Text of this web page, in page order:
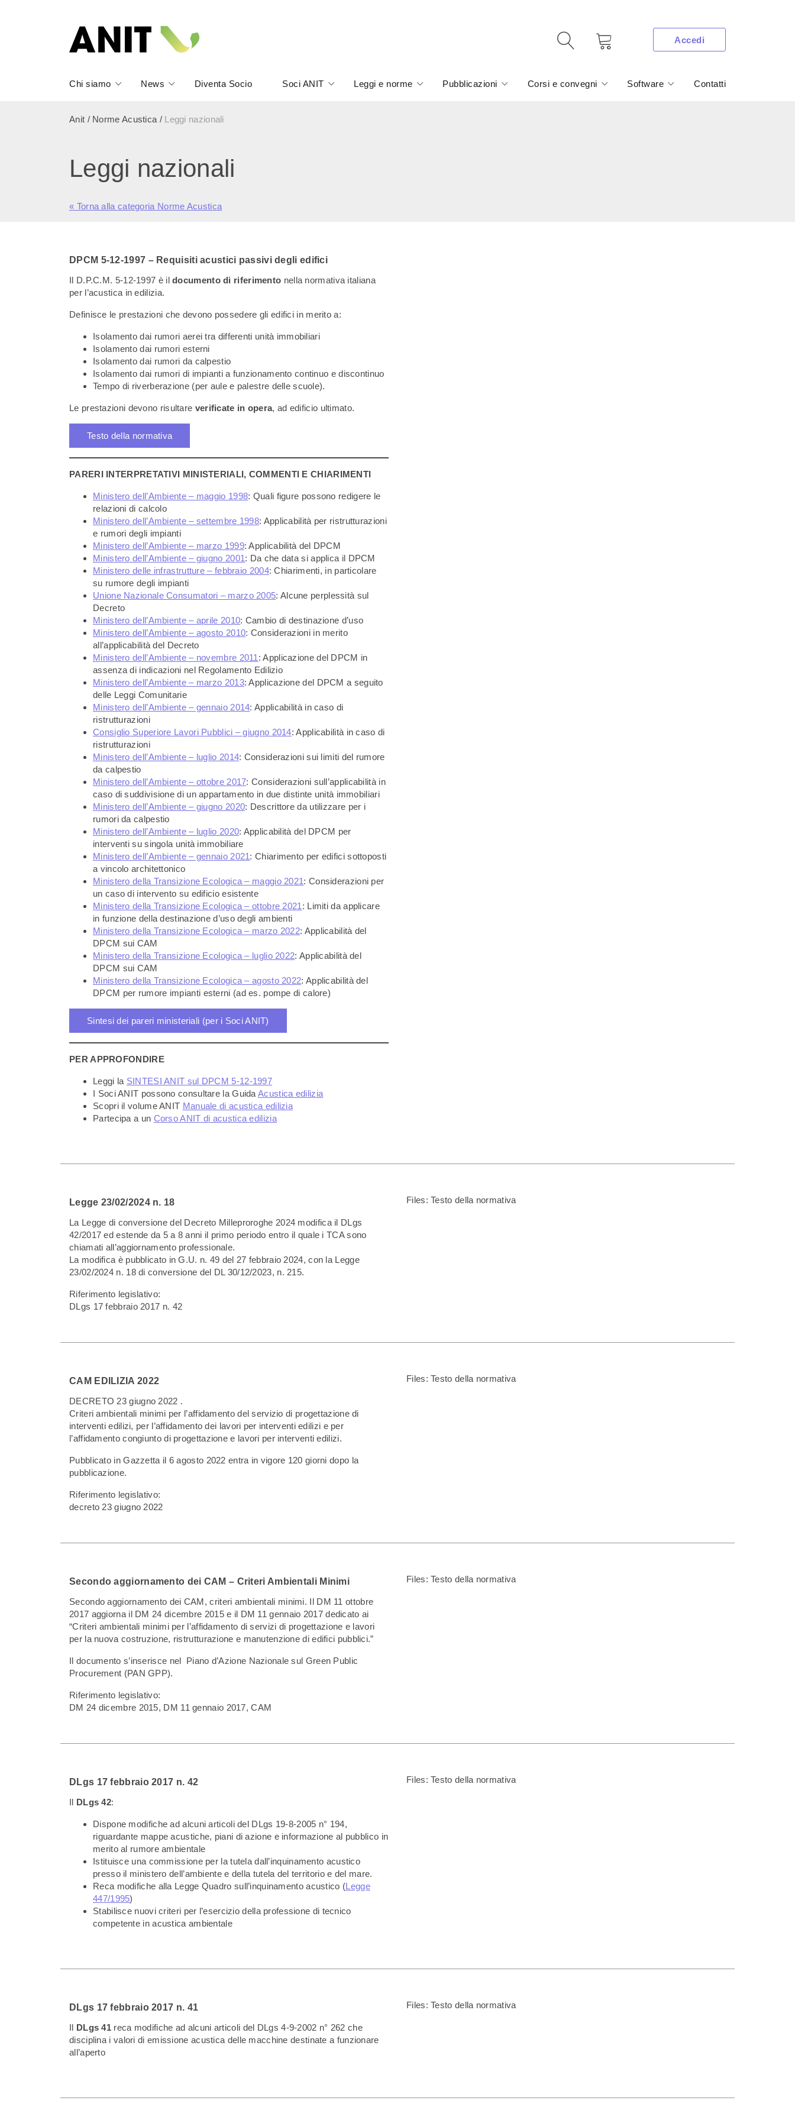
Accedi
Chi siamo News Diventa Socio Soci ANIT Leggi e norme Pubblicazioni Corsi e convegni Software Contatti
Anit / Norme Acustica / Leggi nazionali
Leggi nazionali
« Torna alla categoria Norme Acustica
DPCM 5-12-1997 – Requisiti acustici passivi degli edifici
Il D.P.C.M. 5-12-1997 è ildocumento di riferimento nella normativa italiana
per l’acustica in edilizia.
Definisce le prestazioni che devono possedere gli edifici in merito a:
Isolamento dai rumori aerei tra differenti unità immobiliari
Isolamento dai rumori esterni
Isolamento dai rumori da calpestio
Isolamento dai rumori di impianti a funzionamento continuo e discontinuo
Tempo di riverberazione (per aule e palestre delle scuole).
Le prestazioni devono risultare verificate in opera, ad edificio ultimato.
Testo della normativa
PARERI INTERPRETATIVI MINISTERIALI, COMMENTI E CHIARIMENTI
Ministero dell’Ambiente – maggio 1998: Quali figure possono redigere le
relazioni di calcolo
Ministero dell’Ambiente – settembre 1998: Applicabilità per ristrutturazioni
e rumori degli impianti
Ministero dell’Ambiente – marzo 1999: Applicabilità del DPCM
Ministero dell’Ambiente – giugno 2001: Da che data si applica il DPCM
Ministero delle infrastrutture – febbraio 2004: Chiarimenti, in particolare
su rumore degli impianti
Unione Nazionale Consumatori – marzo 2005: Alcune perplessità sul
Decreto
Ministero dell’Ambiente – aprile 2010: Cambio di destinazione d’uso
Ministero dell’Ambiente – agosto 2010: Considerazioni in merito
all’applicabilità del Decreto
Ministero dell’Ambiente – novembre 2011 : Applicazione del DPCM in
assenza di indicazioni nel Regolamento Edilizio
Ministero dell’Ambiente – marzo 2013: Applicazione del DPCM a seguito
delle Leggi Comunitarie
Ministero dell’Ambiente – gennaio 2014: Applicabilità in caso di
ristrutturazioni
Consiglio Superiore Lavori Pubblici – giugno 2014: Applicabilità in caso di
ristrutturazioni
Ministero dell’Ambiente – luglio 2014: Considerazioni sui limiti del rumore
da calpestio
Ministero dell’Ambiente – ottobre 2017: Considerazioni sull’applicabilità in
caso di suddivisione di un appartamento in due distinte unità immobiliari
Ministero dell’Ambiente – giugno 2020: Descrittore da utilizzare per i
rumori da calpestio
Ministero dell’Ambiente – luglio 2020: Applicabilità del DPCM per
interventi su singola unità immobiliare
Ministero dell’Ambiente – gennaio 2021: Chiarimento per edifici sottoposti
a vincolo architettonico
Ministero della Transizione Ecologica – maggio 2021: Considerazioni per
un caso di intervento su edificio esistente
Ministero della Transizione Ecologica – ottobre 2021 : Limiti da applicare
in funzione della destinazione d’uso degli ambienti
Ministero della Transizione Ecologica – marzo 2022: Applicabilità del
DPCM sui CAM
Ministero della Transizione Ecologica – luglio 2022: Applicabilità del
DPCM sui CAM
Ministero della Transizione Ecologica – agosto 2022: Applicabilità del
DPCM per rumore impianti esterni (ad es. pompe di calore)
Sintesi dei pareri ministeriali (per i Soci ANIT)
PER APPROFONDIRE
Leggi la SINTESI ANIT sul DPCM 5-12-1997
I Soci ANIT possono consultare la GuidaAcustica edilizia
Scopri il volume ANIT Manuale di acustica edilizia
Partecipa a un Corso ANIT di acustica edilizia
Legge 23/02/2024 n. 18
La Legge di conversione del Decreto Milleproroghe 2024 modifica il DLgs
42/2017 ed estende da 5 a 8 anni il primo periodo entro il quale i TCA sono
chiamati all’aggiornamento professionale.
La modifica è pubblicato in G.U. n. 49 del 27 febbraio 2024, con la Legge
23/02/2024 n. 18 di conversione del DL 30/12/2023, n. 215.
Riferimento legislativo:
DLgs 17 febbraio 2017 n. 42
Files: Testo della normativa
CAM EDILIZIA 2022
DECRETO 23 giugno 2022 .
Criteri ambientali minimi per l’affidamento del servizio di progettazione di
interventi edilizi, per l’affidamento dei lavori per interventi edilizi e per
l’affidamento congiunto di progettazione e lavori per interventi edilizi.
Pubblicato in Gazzetta il 6 agosto 2022 entra in vigore 120 giorni dopo la
pubblicazione.
Riferimento legislativo:
decreto 23 giugno 2022
Files: Testo della normativa
Secondo aggiornamento dei CAM – Criteri Ambientali Minimi
Secondo aggiornamento dei CAM, criteri ambientali minimi. Il DM 11 ottobre
2017 aggiorna il DM 24 dicembre 2015 e il DM 11 gennaio 2017 dedicato ai
“Criteri ambientali minimi per l’affidamento di servizi di progettazione e lavori
per la nuova costruzione, ristrutturazione e manutenzione di edifici pubblici.”
Il documento s’inserisce nel Piano d’Azione Nazionale sul Green Public
Procurement (PAN GPP).
Riferimento legislativo:
DM 24 dicembre 2015, DM 11 gennaio 2017, CAM
Files: Testo della normativa
DLgs 17 febbraio 2017 n. 42
Il DLgs 42:
Dispone modifiche ad alcuni articoli del DLgs 19-8-2005 n° 194,
riguardante mappe acustiche, piani di azione e informazione al pubblico in
merito al rumore ambientale
Istituisce una commissione per la tutela dall’inquinamento acustico
presso il ministero dell’ambiente e della tutela del territorio e del mare.
Reca modifiche alla Legge Quadro sull’inquinamento acustico (Legge
447/1995)
Stabilisce nuovi criteri per l’esercizio della professione di tecnico
competente in acustica ambientale
Files: Testo della normativa
DLgs 17 febbraio 2017 n. 41
Il DLgs 41 reca modifiche ad alcuni articoli del DLgs 4-9-2002 n° 262 che
disciplina i valori di emissione acustica delle macchine destinate a funzionare
all’aperto
Files: Testo della normativa